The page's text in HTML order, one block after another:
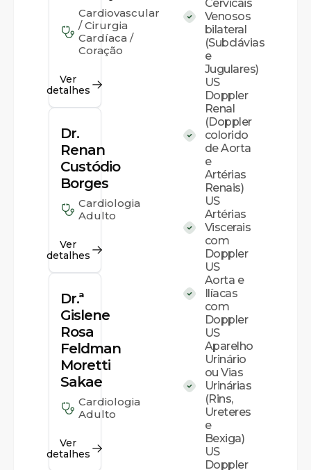
Cardiovascular
/ Cirurgia
Cardíaca /
Coração
Ver
detalhes
Dr.
Renan
Custódio
Borges
Cardiologia
Adulto
Ver
detalhes
Dr.ª
Gislene
Rosa
Feldman
Moretti
Sakae
Cardiologia
Adulto
Ver
detalhes
Cervicais
Venosos
bilateral
(Subclávias
e
Jugulares)
US
Doppler
Renal
(Doppler
colorido
de Aorta
e
Artérias
Renais)
US
Artérias
Viscerais
com
Doppler
US
Aorta e
Ilíacas
com
Doppler
US
Aparelho
Urinário
ou Vias
Urinárias
(Rins,
Ureteres
e
Bexiga)
US
Doppler